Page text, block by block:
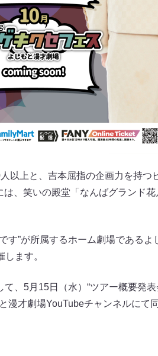
以上と、吉本屈指の企画力を持つ
、笑いの殿堂「なんばグランド
”が所属するホーム劇場であるよ
ます。
、5月15日（水）“ツアー概要発
才劇場YouTubeチャンネルにて